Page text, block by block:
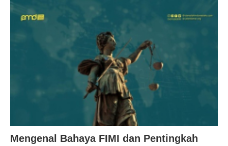
Mengenal Bahaya FIMI dan Pentingkah